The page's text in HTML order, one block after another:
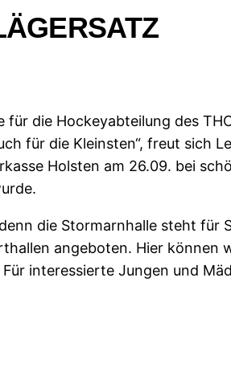
die Hockeyabteilung des
für die Kleinsten“, freut sich
Holsten am 26.09. bei
die Stormarnhalle steht für
angeboten. Hier können
interessierte Jungen und